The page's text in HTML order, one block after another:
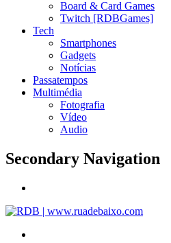
Board & Card Games
Twitch [RDBGames]
Tech
Smartphones
Gadgets
Notícias
Passatempos
Multimédia
Fotografia
Vídeo
Audio
Secondary Navigation